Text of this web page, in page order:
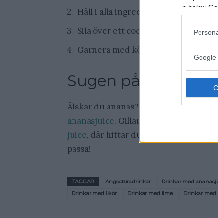
in below
Google
Häll i alla ingrediense (minus
Sila över ett cocktailglas
Garnera med körsbär och annanas
Sugen på mer
Älskar du ananas? Då tycker jag du
ananasjuice. Gillar du juice i
juice, där hittar du alla möjliga slags
passa!
TAGGAR Angosturadrinkar Drinkar med
Drinkar med likör
Drinkar med lime Drinkar med